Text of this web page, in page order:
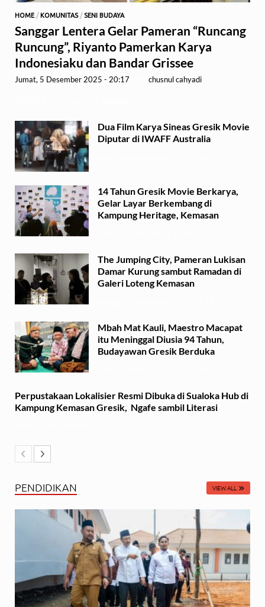
HOME / KOMUNITAS/ SENI BUDAYA
Sanggar Lentera Gelar Pameran “Runcang
Runcung”, Riyanto Pamerkan Karya
Indonesiaku dan Bandar Grissee
Jumat, 5 Desember 2025 - 20:17 chusnul cahyadi
Dua Film Karya Sineas Gresik Movie
Diputar di IWAFF Australia
14 Tahun Gresik Movie Berkarya,
Gelar Layar Berkembang di
Kampung Heritage, Kemasan
The Jumping City, Pameran Lukisan
Damar Kurung sambut Ramadan di
Galeri Loteng Kemasan
Mbah Mat Kauli, Maestro Macapat
itu Meninggal Diusia 94 Tahun,
Budayawan Gresik Berduka
Perpustakaan Lokalisier Resmi Dibuka di Sualoka Hub di
Kampung Kemasan Gresik, Ngafe sambil Literasi
PENDIDIKAN VIEW ALL